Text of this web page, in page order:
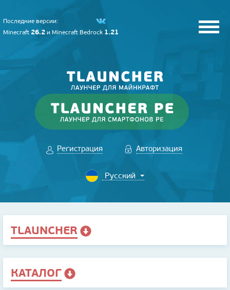
Последние версии:
Minecraft 26.2 и Minecraft Bedrock 1.21
Регистрация Авторизация
TLAUNCHER
КАТАЛОГ